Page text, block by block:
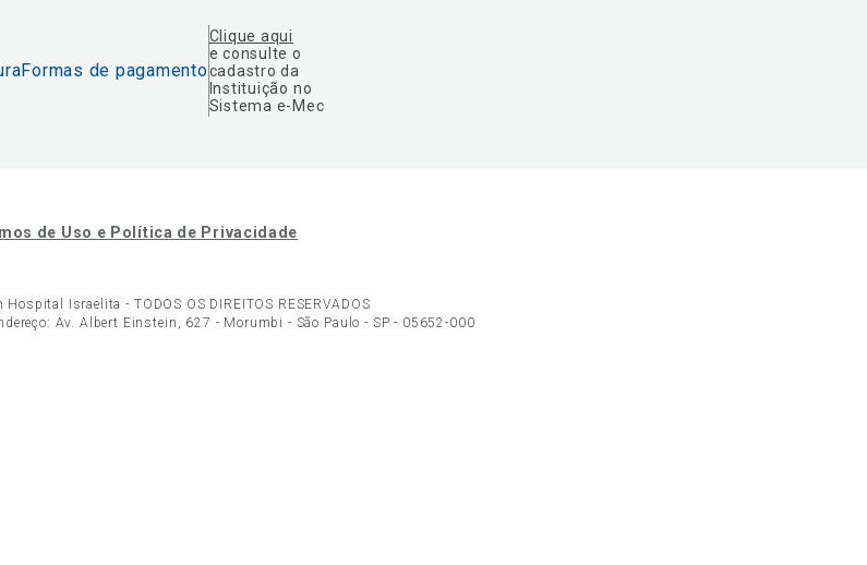
Formas de pagamento
Clique aqui
e consulte o
cadastro da
Instituição no
Sistema e-Mec
de Uso e Política de Privacidade
Hospital Israelita - TODOS OS DIREITOS RESERVADOS
Av. Albert Einstein, 627 - Morumbi - São Paulo - SP - 05652-000